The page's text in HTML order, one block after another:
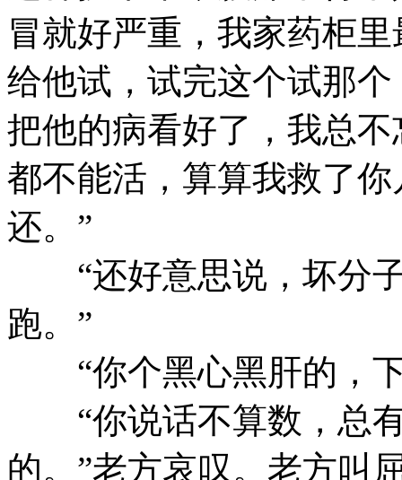
冒就好严重，我家药柜
给他试，试完这个试那
把他的病看好了，我总
都不能活，算算我救了
还。”
“还好意思说，坏分子
跑。”
“你个黑心黑肝的，下
“你说话不算数，总有
的。”老方哀叹。老方叫